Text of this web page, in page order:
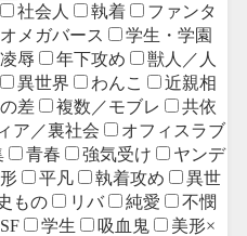
社会人 執着
ファンタ
オメガバース
学生・学園
辱 年下攻め
獣人／人
異世界 わんこ
近親相
差 複数／モブレ
共依
ア／裏社会
オフィスラブ
青春 強気受け
ヤンデ
平凡 執着攻め
異世
もの リバ 純愛
不憫
SF 学生 吸血鬼
美形×